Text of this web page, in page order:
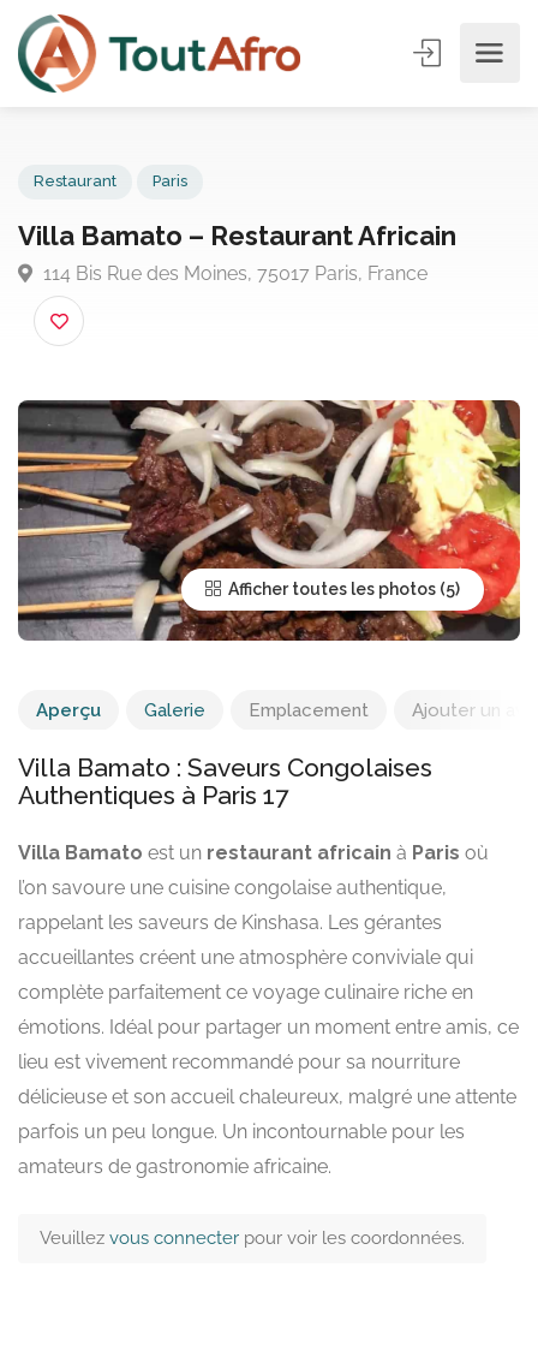
Villa Bamato – Restaurant Africain
114 Bis Rue des Moines, 75017 Paris, France
Afficher toutes les photos
Aperçu Galerie Emplacement Ajouter un avis
Villa Bamato : Saveurs Congolaises
Authentiques à Paris 17
Villa Bamato est un restaurant africain à Paris où
l’on savoure une cuisine congolaise authentique,
rappelant les saveurs de Kinshasa. Les gérantes
accueillantes créent une atmosphère conviviale qui
complète parfaitement ce voyage culinaire riche en
émotions. Idéal pour partager un moment entre amis, ce
lieu est vivement recommandé pour sa nourriture
délicieuse et son accueil chaleureux, malgré une attente
parfois un peu longue. Un incontournable pour les
amateurs de gastronomie africaine.
Veuillez vous connecter pour voir les coordonnées.